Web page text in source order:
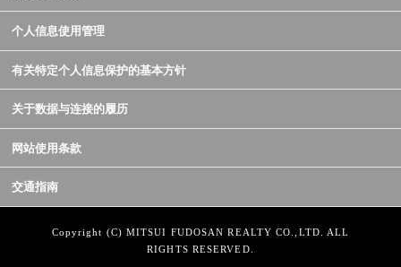
个人信息使用管理
有关特定个人信息保护的基本方针
关于数据与连接的履历
网站使用条款
交通指南
Copyright (C) MITSUI FUDOSAN REALTY CO.,LTD. ALL
RIGHTS RESERVED.